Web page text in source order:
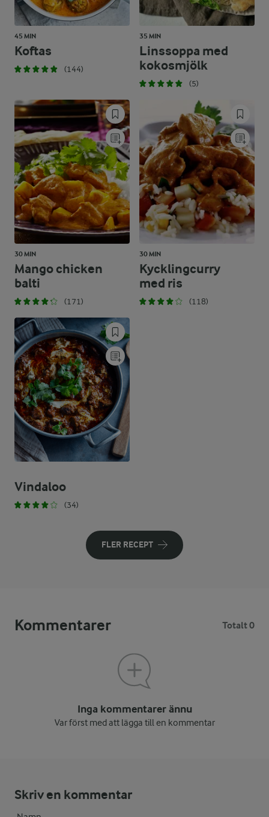
45 MIN
Koftas
(144)
35 MIN
Linssoppa med
kokosmjölk
(5)
30 MIN
Mango chicken
balti
(171)
30 MIN
Kycklingcurry
med ris
(118)
Vindaloo
(34)
FLER RECEPT
Kommentarer Totalt 0
Inga kommentarer ännu
Var först med att lägga till en kommentar
Skriv en kommentar